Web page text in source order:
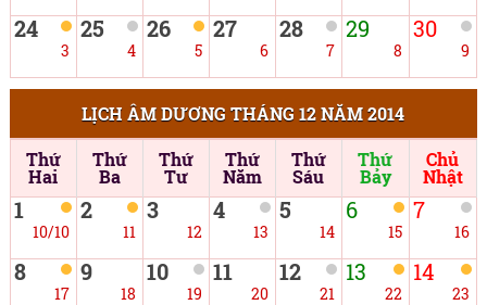
24
3
25
4
26
5
27
6
28
7
29
8
30
9
LỊCH ÂM DƯƠNG THÁNG 12 NĂM 2014
Thứ
Hai
Thứ
Ba
Thứ
Tư
Thứ
Năm
Thứ
Sáu
Thứ
Bảy
Chủ
Nhật
1
10/10
2
11
3
12
4
13
5
14
6
15
7
16
8
17
9
18
10
19
11
20
12
21
13
22
14
23